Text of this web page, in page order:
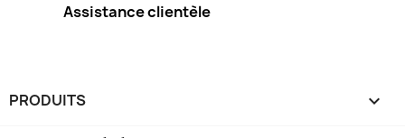
Assistance clientèle
PRODUITS 